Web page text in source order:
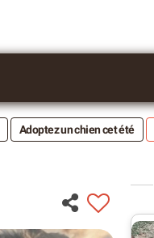
Adoptez un chien cet été